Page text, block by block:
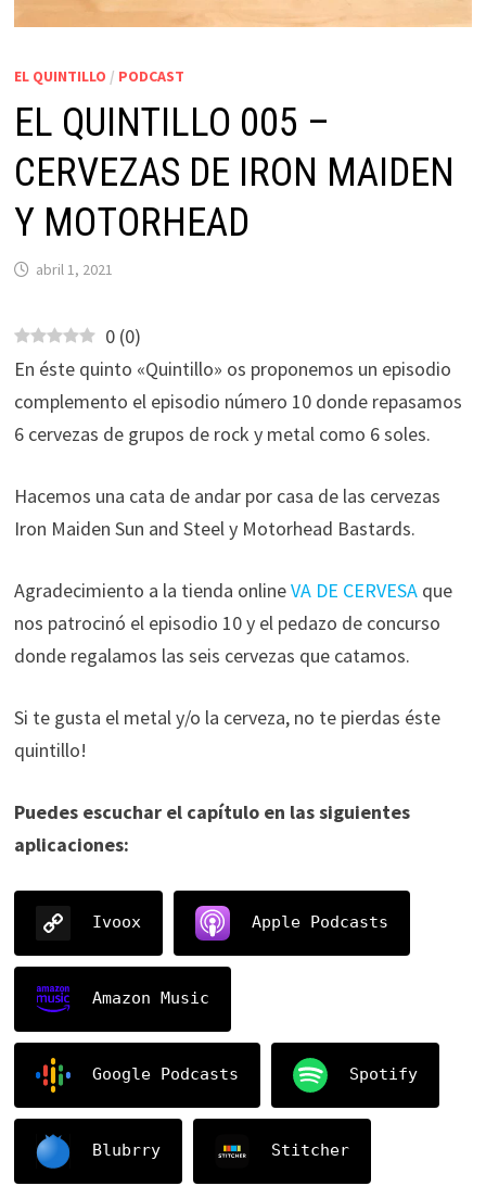
EL QUINTILLO / PODCAST
EL QUINTILLO 005 –
CERVEZAS DE IRON MAIDEN
Y MOTORHEAD
abril 1, 2021
0 (0)
En éste quinto «Quintillo» os proponemos un episodio
complemento el episodio número 10 donde repasamos
6 cervezas de grupos de rock y metal como 6 soles.
Hacemos una cata de andar por casa de las cervezas
Iron Maiden Sun and Steel y Motorhead Bastards.
Agradecimiento a la tienda onlineVA DE CERVESA que
nos patrocinó el episodio 10 y el pedazo de concurso
donde regalamos las seis cervezas que catamos.
Si te gusta el metal y/o la cerveza, no te pierdas éste
quintillo!
Puedes escuchar el capítulo en las siguientes
aplicaciones:
Ivoox Apple Podcasts
Amazon Music
Google Podcasts Spotify
Blubrry Stitcher